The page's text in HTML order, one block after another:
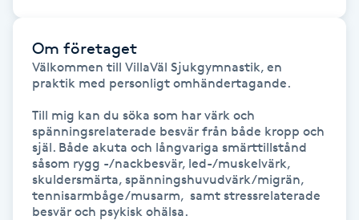
Friskvård
Friskvårdsmassage
Frisör
Funktionsanalys
Färgning
Om företaget
Välkommen till VillaVäl Sjukgymnastik, en
praktik med personligt omhändertagande.
Till mig kan du söka som har värk och
spänningsrelaterade besvär från både kropp och
själ. Både akuta och långvariga smärttillstånd
såsom rygg -/nackbesvär, led-/muskelvärk,
skuldersmärta, spänningshuvudvärk/migrän,
tennisarmbåge/musarm,  samt stressrelaterade
besvär och psykisk ohälsa.